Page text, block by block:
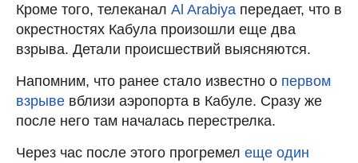
Кроме того, телеканал Al Arabiya передает, что в
окрестностях Кабула произошли еще два
взрыва. Детали происшествий выясняются.
Напомним, что ранее стало известно о первом
взрыве вблизи аэропорта в Кабуле. Сразу же
после него там началась перестрелка.
Через час после этого прогремел еще один